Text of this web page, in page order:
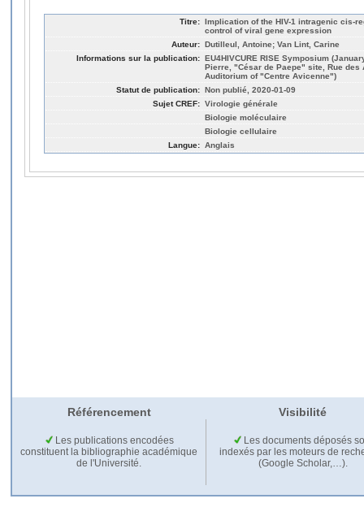
Titre: Implication of the HIV-1 intragenic cis-
control of viral gene expression
Auteur: Dutilleul, Antoine; Van Lint, Carine
Informations sur la publication: EU4HIVCURE RISE Symposium
Pierre, "César de Paepe" site, Rue
Auditorium of "Centre Avicenne")
Statut de publication: Non publié, 2020-01-09
Sujet CREF: Virologie générale
Biologie moléculaire
Biologie cellulaire
Langue: Anglais
Référencement Visibilité
Les publications encodées
constituent la bibliographie académique
de l'Université.
Les documents déposés
indexés par les moteurs de
(Google Scholar,…).